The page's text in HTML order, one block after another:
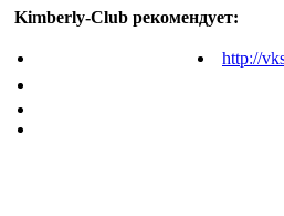
Kimberly-Club рекомендует:
http://